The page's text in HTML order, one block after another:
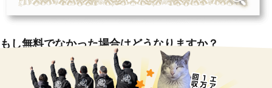
もし無料でなかった場合はどうなりますか？
ここまで大風呂敷を広げておいて、万が一無料じゃなかったとしたらど
うなるでしょうか？